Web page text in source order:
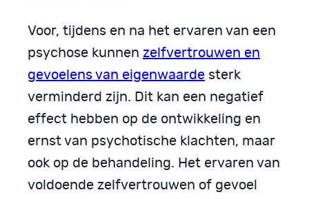
Voor, tijdens en na het ervaren van een
psychose kunnen zelfvertrouwen en
gevoelens van eigenwaarde sterk
verminderd zijn. Dit kan een negatief
effect hebben op de ontwikkeling en
ernst van psychotische klachten, maar
ook op de behandeling. Het ervaren van
voldoende zelfvertrouwen of gevoel